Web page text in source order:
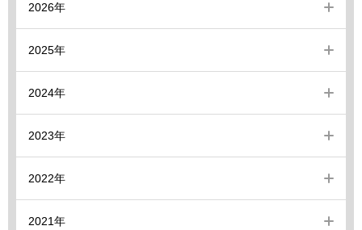
2026年
2025年
2024年
2023年
2022年
2021年